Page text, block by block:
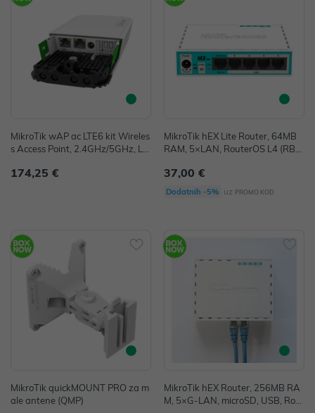
MikroTik wAP ac LTE6 kit Wireles
s Access Point, 2.4GHz/5GHz, LT
M, outdoor case, RouterOS L4 (R
174,25 €
MikroTik hEX Lite Router, 64MB
RAM, 5×LAN, RouterOS L4 (RB7
37,00 €
Dodatnih -5% uz PROMO KOD
MikroTik quickMOUNT PRO za m
ale antene (QMP)
MikroTik hEX Router, 256MB RA
M, 5×G-LAN, microSD, USB, Rout